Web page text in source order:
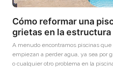
Cómo reformar una
grietas en la estructura
A menudo encontramos piscinas
empiezan a perder agua, ya sea por
o cualquier otro problema en la